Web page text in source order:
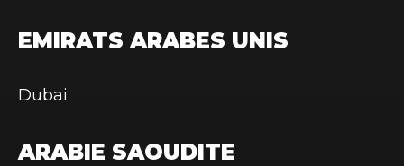
EMIRATS ARABES UNIS
Dubai
ARABIE SAOUDITE